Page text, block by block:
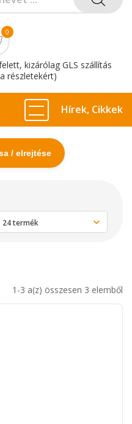
0
kizárólag GLS szállítás
részletekért)
Hírek, Cikkek
/ elrejtése
1-3 a(z) összesen 3 elemből